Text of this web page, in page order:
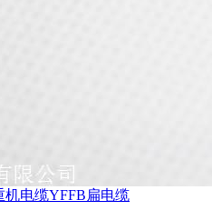
电缆YFFB扁电缆